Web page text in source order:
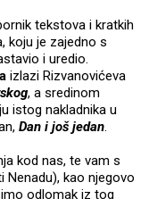
tekstova i kratkih
koju je zajedno s
i uredio.
izlazi Rizvanovićeva
, a sredinom
istog nakladnika u
Dan i još jedan.
kod nas, te vam s
kao njegovo
odlomak iz tog